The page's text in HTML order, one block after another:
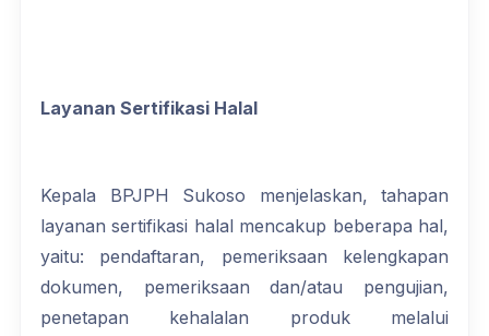
Layanan Sertifikasi Halal
Kepala BPJPH Sukoso menjelaskan, tahapan
layanan sertifikasi halal mencakup beberapa hal,
yaitu: pendaftaran, pemeriksaan kelengkapan
dokumen, pemeriksaan dan/atau pengujian,
penetapan kehalalan produk melalui